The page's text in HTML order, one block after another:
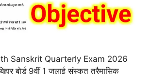
Sanskrit Quarterly Exam 2026
बोर्ड 9वीं 1 जुलाई संस्कृत त्रैमासिक